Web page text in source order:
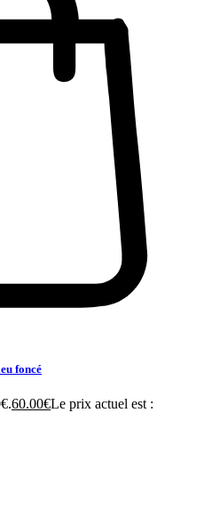
foncé
60.00€Le prix actuel est :